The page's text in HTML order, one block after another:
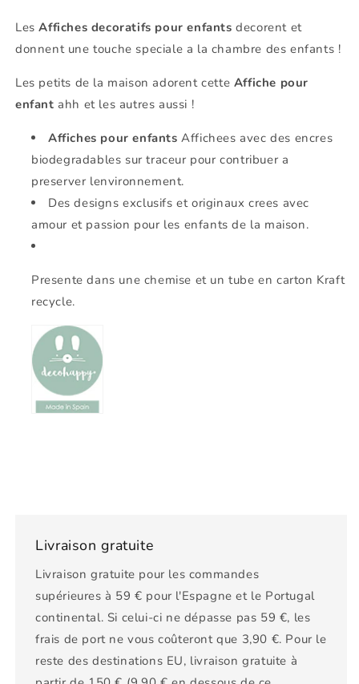
LesAffiches decoratifs pour enfants decorent et
donnent une touche speciale a la chambre des enfants !
Les petits de la maison adorent cette Affiche pour
enfant ahh et les autres aussi !
Affiches pour enfants Affichees avec des encres
biodegradables sur traceur pour contribuer a
preserver lenvironnement.
Des designs exclusifs et originaux crees avec
amour et passion pour les enfants de la maison.
Presente dans une chemise et un tube en carton Kraft
recycle.
Livraison gratuite
Livraison gratuite pour les commandes
supérieures à 59 € pour l'Espagne et le Portugal
continental. Si celui-ci ne dépasse pas 59 €, les
frais de port ne vous coûteront que 3,90 €. Pour le
reste des destinations EU, livraison gratuite à